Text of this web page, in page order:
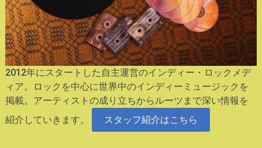
2012年にスタートした自主運営のインディー・ロックメデ
ィア。ロックを中心に世界中のインディーミュージックを
掲載。アーティストの成り立ちからルーツまで深い情報を
紹介していきます。
スタッフ紹介はこちら